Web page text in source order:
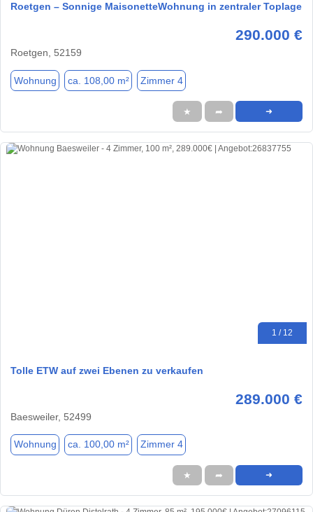
Roetgen – Sonnige MaisonetteWohnung in zentraler Toplage
290.000 €
Roetgen, 52159
Wohnung ca. 108,00 m² Zimmer 4
★ ➦ ➜
1 / 12
Tolle ETW auf zwei Ebenen zu verkaufen
289.000 €
Baesweiler, 52499
Wohnung ca. 100,00 m² Zimmer 4
★ ➦ ➜